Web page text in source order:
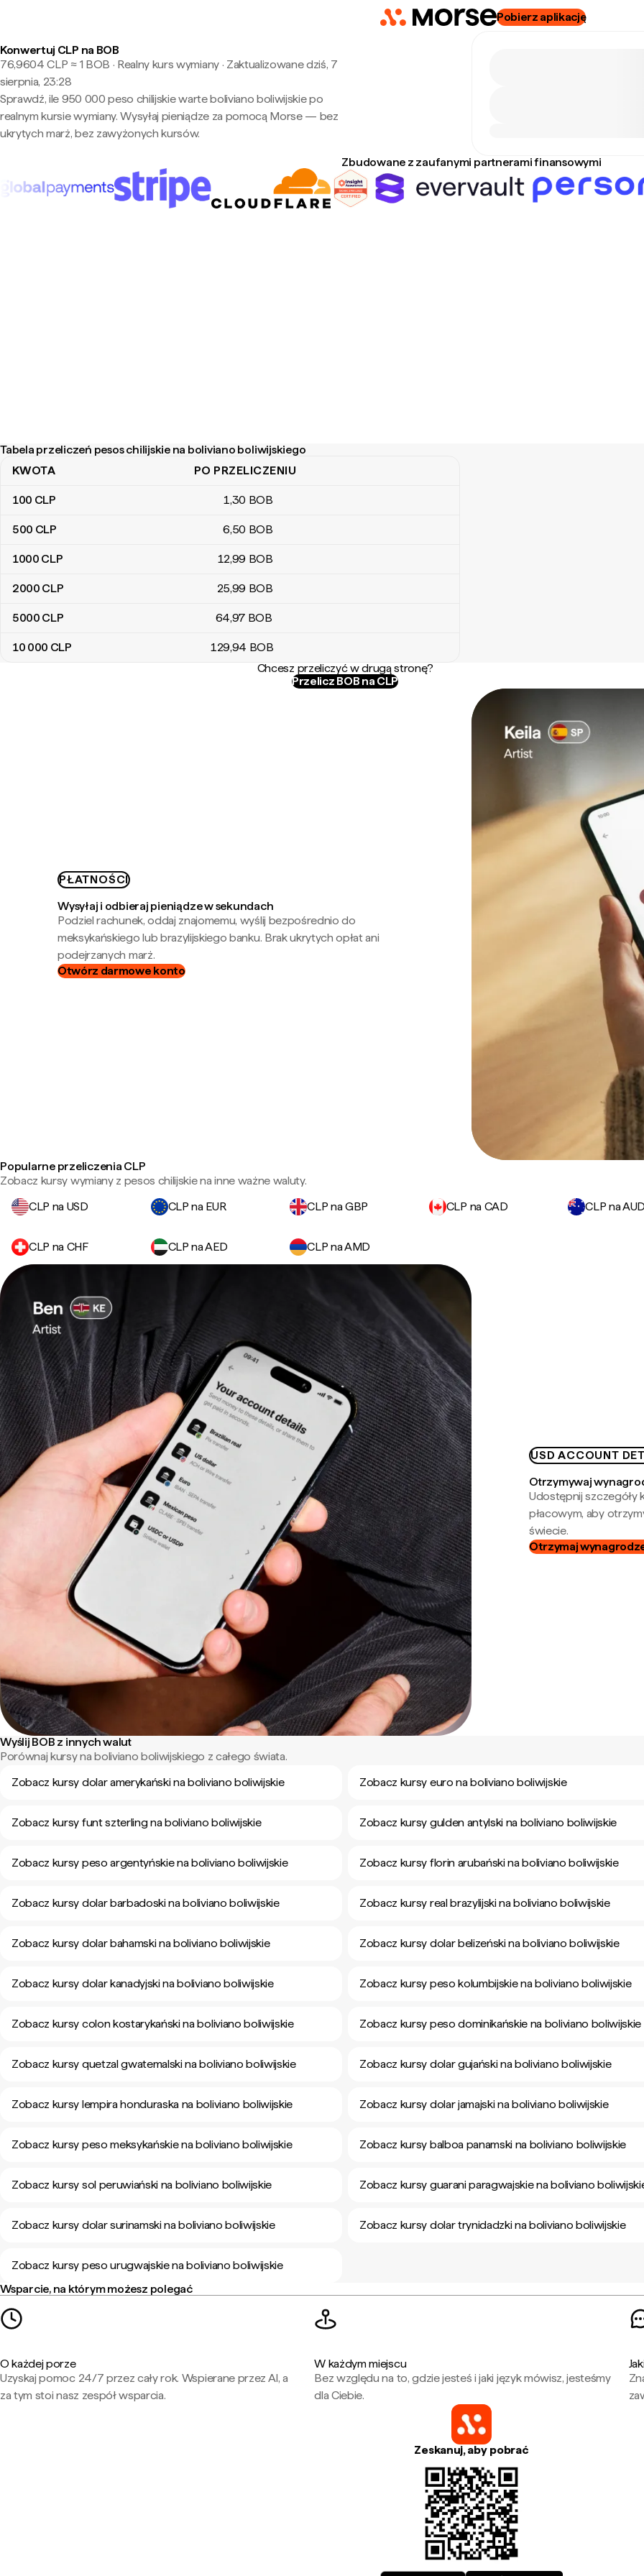
Pobierz aplikację
Konwertuj CLP na BOB
76,9604 CLP ≈ 1 BOB · Realny kurs wymiany· Zaktualizowane dziś, 7
sierpnia, 23:28
Sprawdź, ile 950 000 peso chilijskie warte boliviano boliwijskie po
realnym kursie wymiany. Wysyłaj pieniądze za pomocą Morse — bez
ukrytych marż, bez zawyżonych kursów.
Zbudowane z zaufanymi partnerami finansowymi
Tabela przeliczeń pesos chilijskie na boliviano boliwijskiego
Tabela przeliczeń pesos chilijskie na boliviano boliwijskiego
KWOTA PO PRZELICZENIU
100 CLP 1,30 BOB
500 CLP 6,50 BOB
1000 CLP 12,99 BOB
2000 CLP 25,99 BOB
5000 CLP 64,97 BOB
10 000 CLP 129,94 BOB
Chcesz przeliczyć w drugą stronę?
Przelicz BOB na CLP
PŁATNOŚCI
Wysyłaj i odbieraj pieniądze w sekundach
Podziel rachunek, oddaj znajomemu, wyślij bezpośrednio do
meksykańskiego lub brazylijskiego banku. Brak ukrytych opłat ani
podejrzanych marż.
Otwórz darmowe konto
Popularne przeliczenia CLP
Zobacz kursy wymiany z pesos chilijskie na inne ważne waluty.
CLP na USD
CLP na EUR CLP na GBP CLP na CAD CLP na
CLP na CHF CLP na AED CLP na AMD
USD ACCOUNT
Otrzymywaj
Udostępnij szczegóły
płacowym, aby
świecie.
Otrzymaj
Wyślij BOB z innych walut
Porównaj kursy na boliviano boliwijskiego z całego świata.
Zobacz kursy dolar amerykański na boliviano boliwijskie
Zobacz kursy euro na boliviano boliwijskie
Zobacz kursy funt szterling na boliviano boliwijskie Zobacz kursy gulden antylski na boliviano boliwijskie
Zobacz kursy peso argentyńskie na boliviano boliwijskie Zobacz kursy florin arubański na boliviano boliwijskie
Zobacz kursy dolar barbadoski na boliviano boliwijskie Zobacz kursy real brazylijski na boliviano boliwijskie
Zobacz kursy dolar bahamski na boliviano boliwijskie Zobacz kursy dolar belizeński na boliviano boliwijskie
Zobacz kursy dolar kanadyjski na boliviano boliwijskie Zobacz kursy peso kolumbijskie na boliviano boliwijskie
Zobacz kursy colon kostarykański na boliviano boliwijskie Zobacz kursy peso dominikańskie na boliviano boliwijskie
Zobacz kursy quetzal gwatemalski na boliviano boliwijskie Zobacz kursy dolar gujański na boliviano boliwijskie
Zobacz kursy lempira honduraska na boliviano boliwijskie Zobacz kursy dolar jamajski na boliviano boliwijskie
Zobacz kursy peso meksykańskie na boliviano boliwijskie Zobacz kursy balboa panamski na boliviano boliwijskie
Zobacz kursy sol peruwiański na boliviano boliwijskie Zobacz kursy guarani paragwajskie na boliviano
Zobacz kursy dolar surinamski na boliviano boliwijskie Zobacz kursy dolar trynidadzki na boliviano boliwijskie
Zobacz kursy peso urugwajskie na boliviano boliwijskie
Wsparcie, na którym możesz polegać
O każdej porze
Uzyskaj pomoc 24/7 przez cały rok. Wspierane przez AI, a
za tym stoi nasz zespół wsparcia.
W każdym miejscu
Bez względu na to, gdzie jesteś i jaki język mówisz, jesteśmy
dla Ciebie.
Zeskanuj, aby pobrać